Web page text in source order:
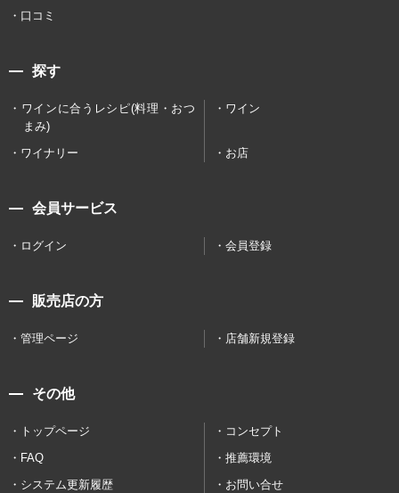
口コミ
探す
ワインに合うレシピ(料理・おつ
まみ)
ワイン
ワイナリー お店
会員サービス
ログイン 会員登録
販売店の方
管理ページ 店舗新規登録
その他
トップページ
コンセプト
FAQ
推薦環境
システム更新履歴
お問い合せ